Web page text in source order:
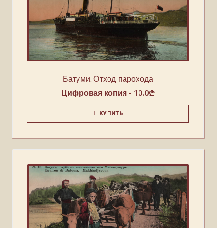
Батуми. Отход парохода
Цифровая копия - 10.0₾
КУПИТЬ